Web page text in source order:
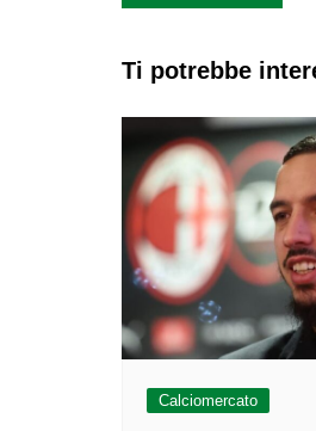
articoli
Ti potrebbe
Calciomercato